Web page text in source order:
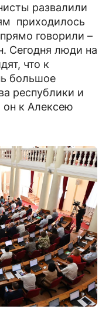
развалили
приходилось
говорили –
Сегодня люди на
что к
большое
республики и
он к Алексею